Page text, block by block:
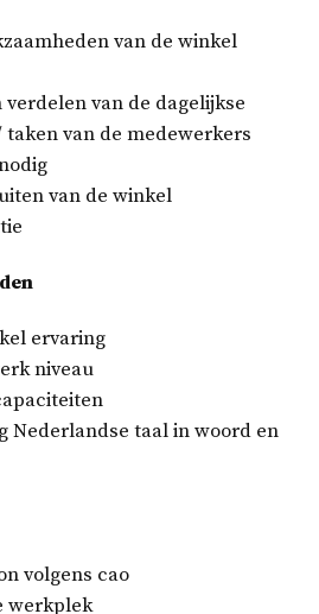
van de winkel
van de dagelijkse
van de medewerkers
van de winkel
ervaring
niveau
Nederlandse taal in woord en
volgens cao
werkplek